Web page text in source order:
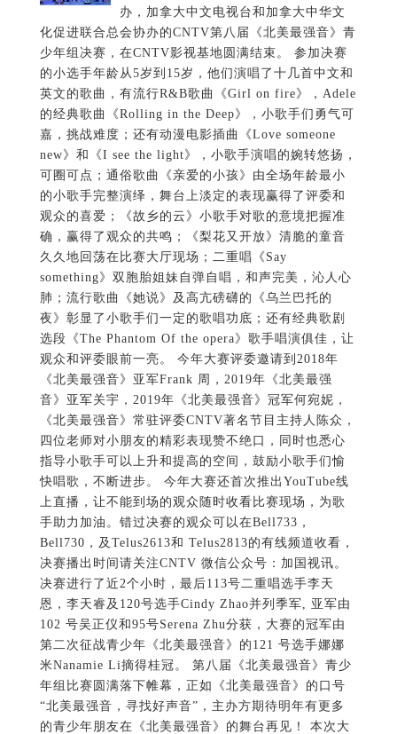
办，加拿大中文电视台和加拿大中华文
化促进联合总会协办的CNTV第八届《北美最强音》青
少年组决赛，在CNTV影视基地圆满结束。 参加决赛
的小选手年龄从5岁到15岁，他们演唱了十几首中文和
英文的歌曲，有流行R&B歌曲《Girl on fire》，Adele
的经典歌曲《Rolling in the Deep》，小歌手们勇气可
嘉，挑战难度；还有动漫电影插曲《Love someone
new》和《I see the light》，小歌手演唱的婉转悠扬，
可圈可点；通俗歌曲《亲爱的小孩》由全场年龄最小
的小歌手完整演绎，舞台上淡定的表现赢得了评委和
观众的喜爱；《故乡的云》小歌手对歌的意境把握准
确，赢得了观众的共鸣；《梨花又开放》清脆的童音
久久地回荡在比赛大厅现场；二重唱《Say
something》双胞胎姐妹自弹自唱，和声完美，沁人心
肺；流行歌曲《她说》及高亢磅礴的《乌兰巴托的
夜》彰显了小歌手们一定的歌唱功底；还有经典歌剧
选段《The Phantom Of the opera》歌手唱演俱佳，让
观众和评委眼前一亮。 今年大赛评委邀请到2018年
《北美最强音》亚军Frank 周，2019年《北美最强
音》亚军关宇，2019年《北美最强音》冠军何宛妮，
《北美最强音》常驻评委CNTV著名节目主持人陈众，
四位老师对小朋友的精彩表现赞不绝口，同时也悉心
指导小歌手可以上升和提高的空间，鼓励小歌手们愉
快唱歌，不断进步。 今年大赛还首次推出YouTube线
上直播，让不能到场的观众随时收看比赛现场，为歌
手助力加油。错过决赛的观众可以在Bell733，
Bell730，及Telus2613和 Telus2813的有线频道收看，
决赛播出时间请关注CNTV 微信公众号：加国视讯。
决赛进行了近2个小时，最后113号二重唱选手李天
恩，李天睿及120号选手Cindy Zhao并列季军, 亚军由
102 号吴正仪和95号Serena Zhu分获，大赛的冠军由
第二次征战青少年《北美最强音》的121 号选手娜娜
米Nanamie Li摘得桂冠。 第八届《北美最强音》青少
年组比赛圆满落下帷幕，正如《北美最强音》的口号
“北美最强音，寻找好声音”，主办方期待明年有更多
的青少年朋友在《北美最强音》的舞台再见！ 本次大